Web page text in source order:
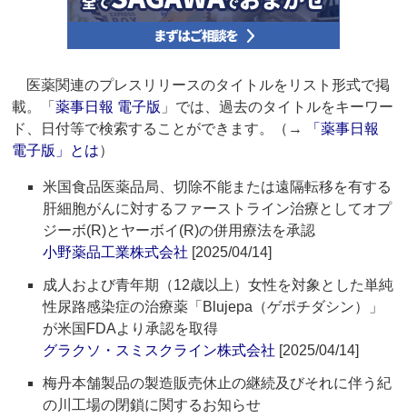
医薬関連のプレスリリースのタイトルをリスト形式で掲
載。「薬事日報 電子版 」では、過去のタイトルをキーワー
ド、日付等で検索することができます。（→
「薬事日報
電子版」とは）
米国食品医薬品局、切除不能または遠隔転移を有する
肝細胞がんに対するファーストライン治療としてオプ
ジーボ(R)とヤーボイ(R)の併用療法を承認
小野薬品工業株式会社 [2025/04/14]
成人および青年期（12歳以上）女性を対象とした単純
性尿路感染症の治療薬「Blujepa（ゲポチダシン）」
が米国FDAより承認を取得
グラクソ・スミスクライン株式会社 [2025/04/14]
梅丹本舗製品の製造販売休止の継続及びそれに伴う紀
の川工場の閉鎖に関するお知らせ